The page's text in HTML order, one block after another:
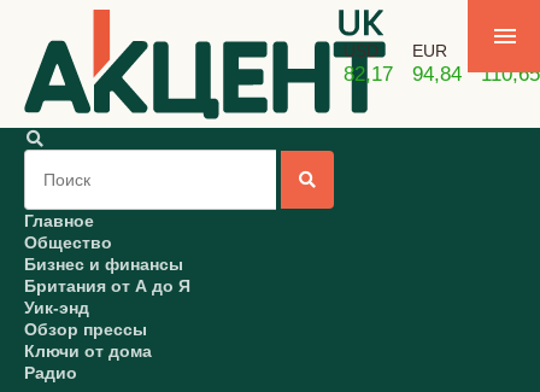
USD
82,17
EUR
94,84 110,65
Главное
Общество
Бизнес и финансы
Британия от А до Я
Уик-энд
Обзор прессы
Ключи от дома
Радио